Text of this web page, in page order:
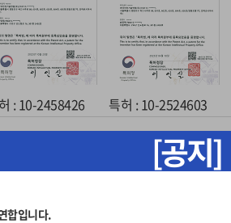
: 10-2458426 특허 : 10-2524603
[공지]
합입니다.